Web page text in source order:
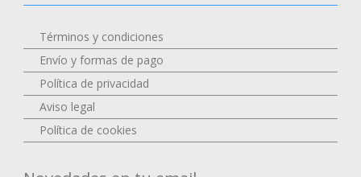
Términos y condiciones
Envío y formas de pago
Política de privacidad
Aviso legal
Política de cookies